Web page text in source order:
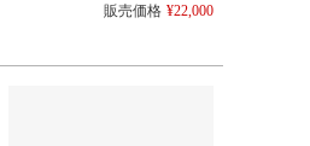
販売価格 ¥22,000